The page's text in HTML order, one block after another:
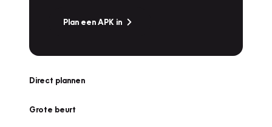
Plan een APK in
Direct plannen
Grote beurt